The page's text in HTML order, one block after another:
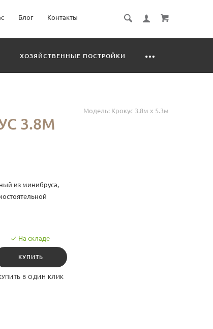
Блог Контакты
ХОЗЯЙСТВЕННЫЕ ПОСТРОЙКИ
Модель: Крокус 3.8м х 5.3м
3.8М
из минибруса,
На складе
КУПИТЬ
В ОДИН КЛИК